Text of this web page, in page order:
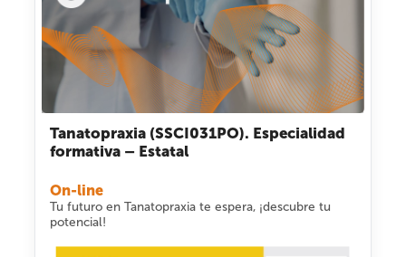
Tanatopraxia (SSCI031PO). Especialidad
formativa – Estatal
On-line
Tu futuro en Tanatopraxia te espera, ¡descubre tu
potencial!